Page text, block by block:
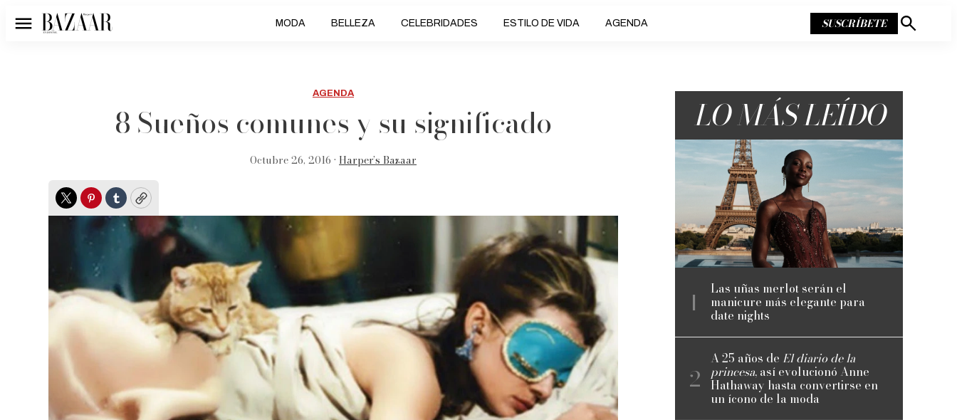
Menú MODA BELLEZA CELEBRIDADES ESTILO DE VIDA AGENDA SUSCRÍBETE
Mostrar
AGENDA
8 Sueños comunes y su significado
Octubre 26, 2016 • Harper’s Bazaar
TwitterPinterest
TumblrCopy
LO MÁS LEÍDO
Las uñas merlot serán el
manicure más elegante para
date nights
A 25 años de El diario de la
princesa, así evolucionó Anne
Hathaway hasta convertirse en
un ícono de la moda